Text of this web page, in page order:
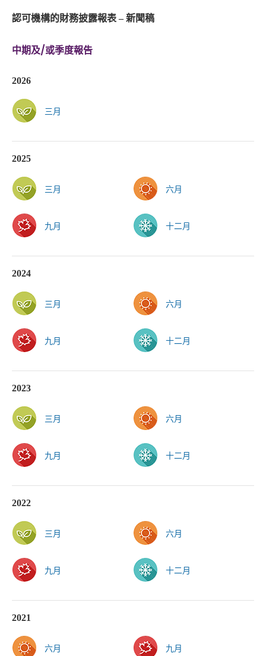
認可機構的財務披露報表 – 新聞稿
中期及/或季度報告
2026
三月
2025
三月 六月
九月 十二月
2024
三月 六月
九月 十二月
2023
三月 六月
九月 十二月
2022
三月 六月
九月 十二月
2021
六月 九月